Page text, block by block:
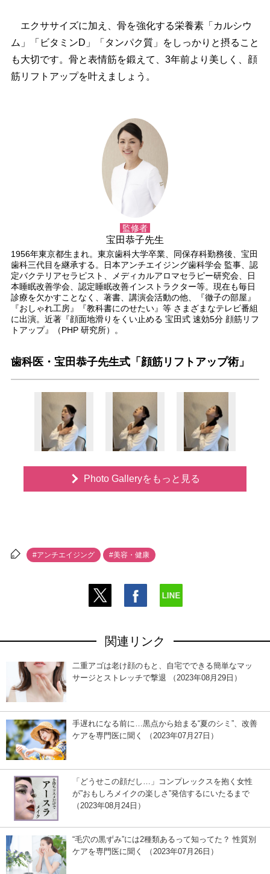
エクササイズに加え、骨を強化する栄養素「カルシウ
ム」「ビタミンD」「タンパク質」をしっかりと摂ること
も大切です。骨と表情筋を鍛えて、3年前より美しく、顔
筋リフトアップを叶えましょう。
監修者
宝田恭子先生
1956年東京都生まれ。東京歯科大学卒業、同保存科勤務後、宝田
歯科三代目を継承する。日本アンチエイジング歯科学会 監事、認
定バクテリアセラピスト、メディカルアロマセラピー研究会、日
本睡眠改善学会、認定睡眠改善インストラクター等。現在も毎日
診療を欠かすことなく、著書、講演会活動の他、『徹子の部屋』
『おしゃれ工房』『教科書にのせたい』等 さまざまなテレビ番組
に出演。近著『顔面地滑りをくい止める 宝田式 速効5分 顔筋リフ
トアップ』（PHP 研究所）。
歯科医・宝田恭子先生式「顔筋リフトアップ術」
Photo Galleryをもっと見る
#アンチエイジング #美容・健康
関連リンク
二重アゴは老け顔のもと、自宅でできる簡単なマッ
サージとストレッチで撃退 （2023年08月29日）
手遅れになる前に…黒点から始まる“夏のシミ”、改善
ケアを専門医に聞く （2023年07月27日）
「どうせこの顔だし…」コンプレックスを抱く女性
が”おもしろメイクの楽しさ”発信するにいたるまで
（2023年08月24日）
“毛穴の黒ずみ”には2種類あるって知ってた？ 性質別
ケアを専門医に聞く （2023年07月26日）